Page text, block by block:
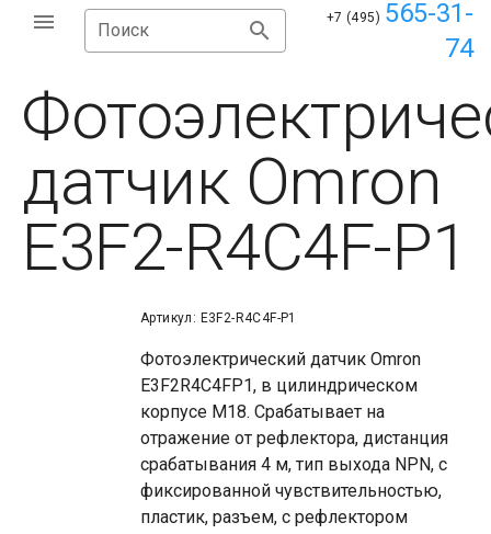
Поиск
+7 (495) 565-31-
74
датчик Omron
E3F2-R4C4F-P1
Артикул: E3F2-R4C4F-P1
Фотоэлектрический датчик Omron
E3F2R4C4FP1, в цилиндрическом
корпусе М18. Срабатывает на
отражение от рефлектора, дистанция
срабатывания 4 м, тип выхода NPN, с
фиксированной чувствительностью,
пластик, разъем, с рефлектором